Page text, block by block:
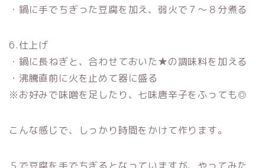
・鍋に手でちぎった豆腐を加え、弱火で７〜８分煮る
6.仕上げ
・鍋に長ねぎと、合わせておいた★の調味料を加える
・沸騰直前に火を止めて器に盛る
※お好みで味噌を足したり、七味唐辛子をふっても◎
こんな感じで、しっかり時間をかけて作ります。